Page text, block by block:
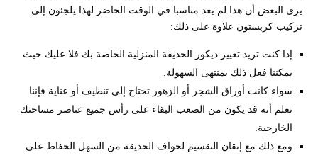
يرى البعض أن هذا لم يعد مناسبا في الوقت الحاضر لهذا يلجئون إلى
تركيب كربستون علاوة على ذلك:
إذا كنت تريد تغيير ديكور الحديقة المنزلية الخاصة بك فلا عليك حيث
يمكننا فعل ذلك بمنتهى السهولة.
سواء كانت أوراق الشجر أو الزهور تحتاج إلى تنظيف أو عناية فإننا
نعلم أنه قد يكون من الصعب البقاء على رأس جميع عناصر مساحتك
الخارجية.
ومع ذلك مع إتقان التقسيم لحواف الحديقة من السهل الحفاظ على